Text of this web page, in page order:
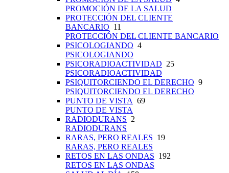
PROMOCIÓN DE LA SALUD
PROTECCIÓN DEL CLIENTE
BANCARIO 11
PROTECCIÓN DEL CLIENTE BANCARIO
PSICOLOGIANDO 4
PSICOLOGIANDO
PSICORADIOACTIVIDAD 25
PSICORADIOACTIVIDAD
PSIQUITORCIENDO EL DERECHO 9
PSIQUITORCIENDO EL DERECHO
PUNTO DE VISTA 69
PUNTO DE VISTA
RADIODURANS 2
RADIODURANS
RARAS, PERO REALES 19
RARAS, PERO REALES
RETOS EN LAS ONDAS 192
RETOS EN LAS ONDAS